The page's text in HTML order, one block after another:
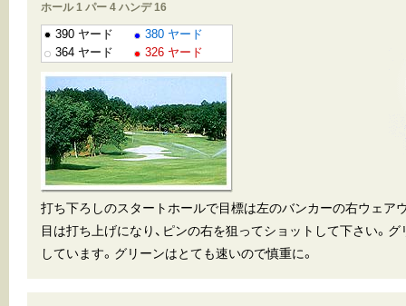
ホール 1 パー 4 ハンデ 16
390 ヤード
380 ヤード
364 ヤード
326 ヤード
打ち下ろしのスタートホールで目標は左のバンカーの右ウェア
目は打ち上げになり、ピンの右を狙ってショットして下さい。
しています。グリーンはとても速いので慎重に。